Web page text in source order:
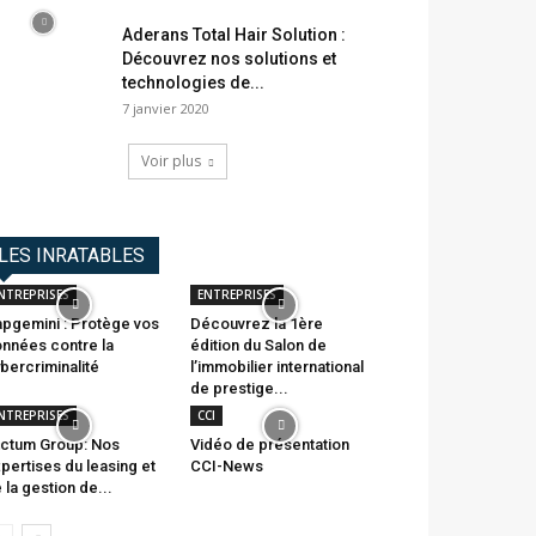
Aderans Total Hair Solution :
Découvrez nos solutions et
technologies de...
7 janvier 2020
Voir plus
LES INRATABLES
: Protège vos
contre la
ENTREPRISES
Découvrez la 1ère
édition du Salon de
l’immobilier international
de prestige...
Group: Nos
du leasing et
la gestion de...
CCI
Vidéo de présentation
CCI-News